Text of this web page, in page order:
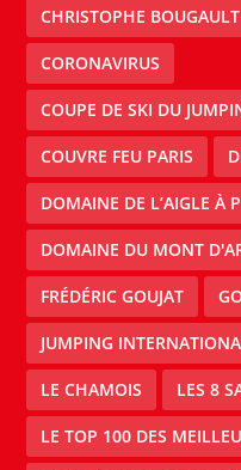
CHRISTOPHE BOUGAULT
CORONAVIRUS
COUPE DE SKI DU
COUVRE FEU PARIS
DOMAINE DE L’AIGLE À
DOMAINE DU MONT
FRÉDÉRIC GOUJAT
JUMPING
LE CHAMOIS LES 8
LE TOP 100 DES